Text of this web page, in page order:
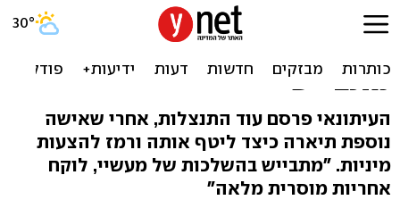
ארי שביט מתפטר מ"הארץ":
"לקיתי בעיוורון, אני
מתבייש"
העיתונאי פרסם עוד התנצלות, אחרי שאישה
נוספת תיארה כיצד ליטף אותה ורמז להצעות
מיניות. "מתבייש בהשלכות של מעשיי, לוקח
אחריות מוסרית מלאה"